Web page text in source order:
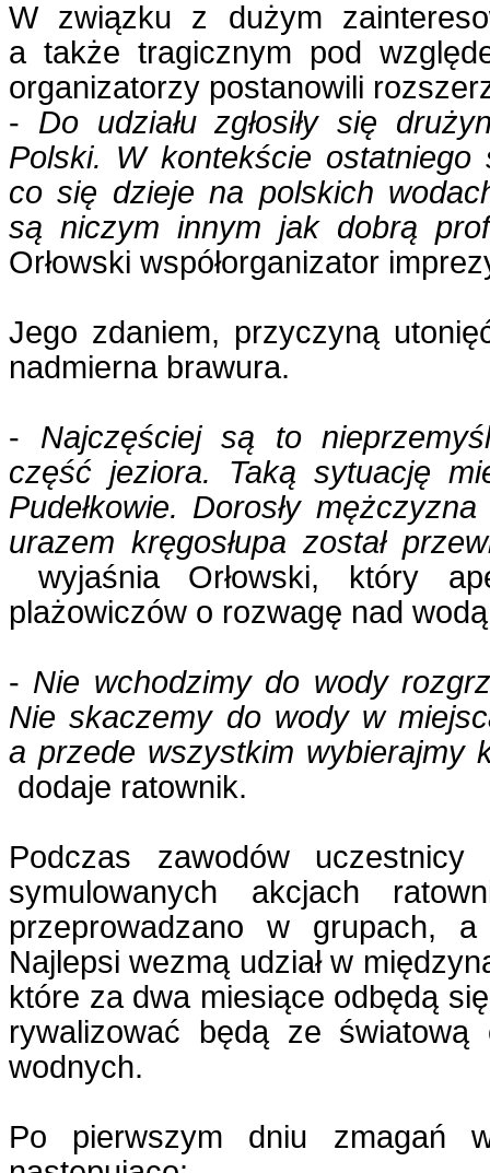
W związku z dużym
a także tragicznym pod
organizatorzy postanowili
- Do udziału zgłosiły się
Polski. W kontekście
co się dzieje na polskich
są niczym innym jak dobrą
Orłowski współorganizator
Jego zdaniem, przyczyną
nadmierna brawura.
- Najczęściej są to
część jeziora. Taką sytuację
Pudełkowie. Dorosły
urazem kręgosłupa został
wyjaśnia Orłowski, który
plażowiczów o rozwagę nad
- Nie wchodzimy do wody
Nie skaczemy do wody w
a przede wszystkim wybierajmy
dodaje ratownik.
Podczas zawodów
symulowanych akcjach
przeprowadzano w grupach, a
Najlepsi wezmą udział w
które za dwa miesiące odbędą
rywalizować będą ze światową
wodnych.
Po pierwszym dniu zmagań